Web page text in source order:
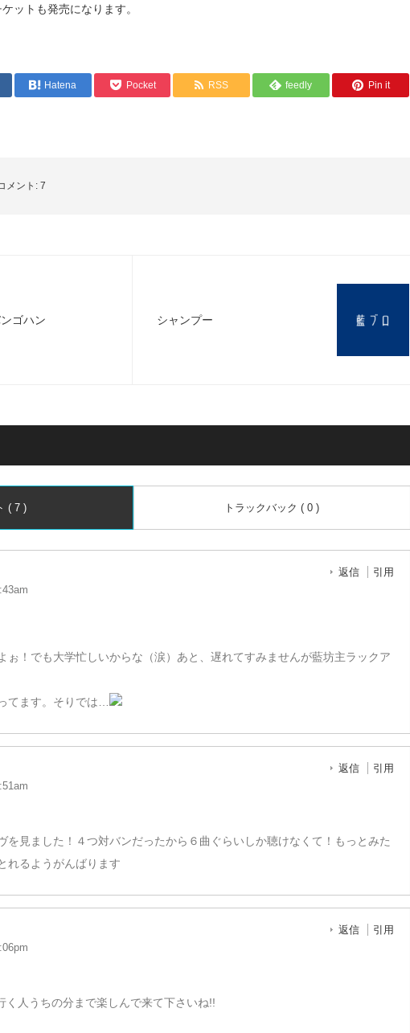
ットも発売になります。
Hatena Pocket RSS feedly Pin it
メント: 7
ゴハン シャンプー
( 7 ) トラックバック ( 0 )
返信 引用
ぉ！でも大学忙しいからな（涙）あと、遅れてすみませんが藍坊主ラックア
てます。そりでは…
返信 引用
を見ました！４つ対バンだったから６曲ぐらいしか聴けなくて！もっとみた
れるようがんばります
返信 引用
く人うちの分まで楽しんで来て下さいね!!